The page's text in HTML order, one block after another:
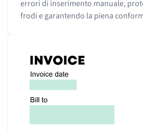
errori di inserimento manuale,
frodi e garantendo la piena